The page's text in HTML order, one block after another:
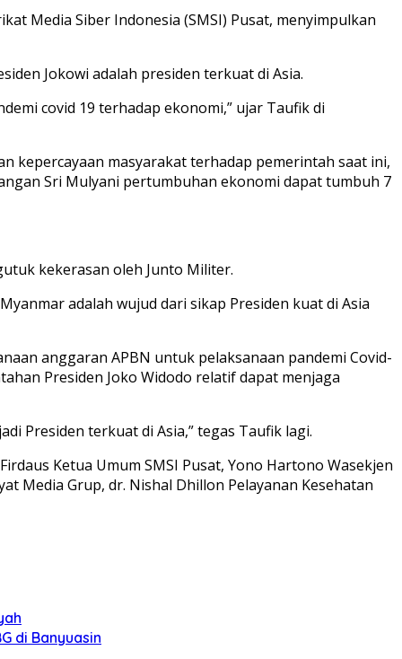
Media Siber Indonesia (SMSI) Pusat, menyimpulkan
Jokowi adalah presiden terkuat di Asia.
covid 19 terhadap ekonomi,” ujar Taufik di
kepercayaan masyarakat terhadap pemerintah saat ini,
Sri Mulyani pertumbuhan ekonomi dapat tumbuh 7
kekerasan oleh Junto Militer.
adalah wujud dari sikap Presiden kuat di Asia
anggaran APBN untuk pelaksanaan pandemi Covid-
Presiden Joko Widodo relatif dapat menjaga
Presiden terkuat di Asia,” tegas Taufik lagi.
Ketua Umum SMSI Pusat, Yono Hartono Wasekjen
Media Grup, dr. Nishal Dhillon Pelayanan Kesehatan
di Banyuasin